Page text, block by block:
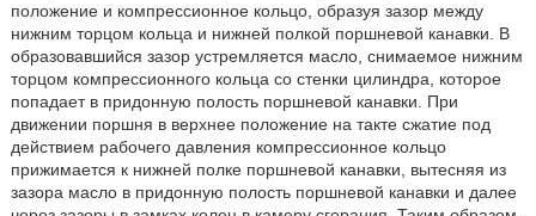
положение и компрессионное кольцо, образуя зазор между
нижним торцом кольца и нижней полкой поршневой канавки. В
образовавшийся зазор устремляется масло, снимаемое нижним
торцом компрессионного кольца со стенки цилиндра, которое
попадает в придонную полость поршневой канавки. При
движении поршня в верхнее положение на такте сжатие под
действием рабочего давления компрессионное кольцо
прижимается к нижней полке поршневой канавки, вытесняя из
зазора масло в придонную полость поршневой канавки и далее